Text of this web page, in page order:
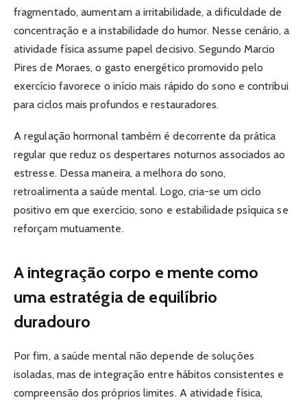
fragmentado, aumentam a irritabilidade, a dificuldade de
concentração e a instabilidade do humor. Nesse cenário, a
atividade física assume papel decisivo. Segundo Marcio
Pires de Moraes, o gasto energético promovido pelo
exercício favorece o início mais rápido do sono e contribui
para ciclos mais profundos e restauradores.
A regulação hormonal também é decorrente da prática
regular que reduz os despertares noturnos associados ao
estresse. Dessa maneira, a melhora do sono,
retroalimenta a saúde mental. Logo, cria-se um ciclo
positivo em que exercício, sono e estabilidade psíquica se
reforçam mutuamente.
A integração corpo e mente como
uma estratégia de equilíbrio
duradouro
Por fim, a saúde mental não depende de soluções
isoladas, mas de integração entre hábitos consistentes e
compreensão dos próprios limites. A atividade física,